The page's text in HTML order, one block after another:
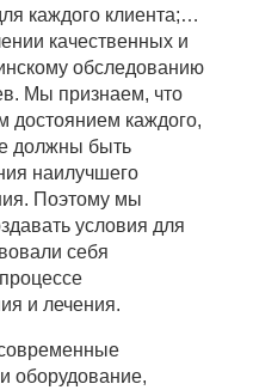
каждого клиента;…
качественных и
обследованию
Мы признаем, что
достоянием каждого,
должны быть
наилучшего
Поэтому мы
условия для
себя
и лечения.
оборудование,